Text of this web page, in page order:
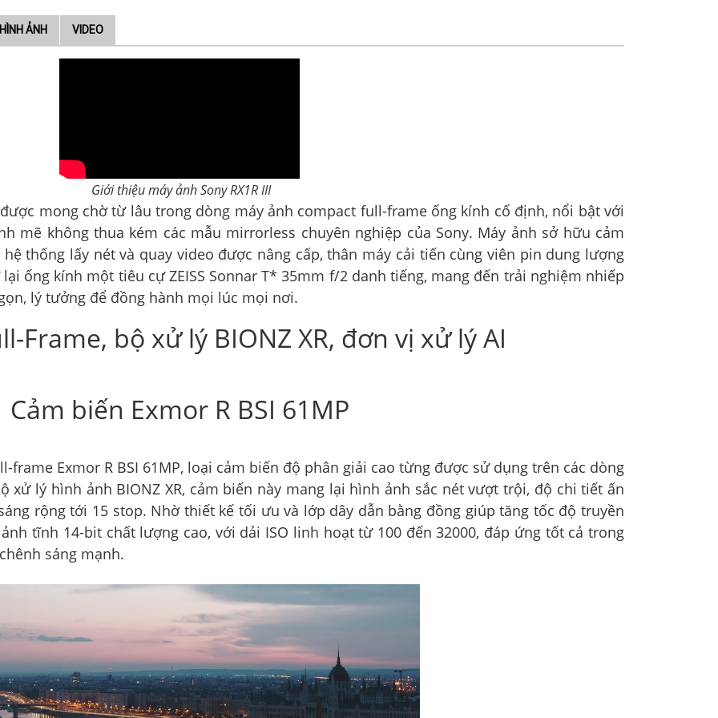
HÌNH ẢNH VIDEO
Giới thiệu máy ảnh Sony RX1R III
mong chờ từ lâu trong dòng máy ảnh compact full-frame ống kính cố định, nổi bật với
mẽ không thua kém các mẫu mirrorless chuyên nghiệp của Sony. Máy ảnh sở hữu cảm
hệ thống lấy nét và quay video được nâng cấp, thân máy cải tiến cùng viên pin dung lượng
ống kính một tiêu cự ZEISS Sonnar T* 35mm f/2 danh tiếng, mang đến trải nghiệm nhiếp
lý tưởng để đồng hành mọi lúc mọi nơi.
Frame, bộ xử lý BIONZ XR, đơn vị xử lý AI
Cảm biến Exmor R BSI 61MP
frame Exmor R BSI 61MP, loại cảm biến độ phân giải cao từng được sử dụng trên các dòng
xử lý hình ảnh BIONZ XR, cảm biến này mang lại hình ảnh sắc nét vượt trội, độ chi tiết ấn
rộng tới 15 stop. Nhờ thiết kế tối ưu và lớp dây dẫn bằng đồng giúp tăng tốc độ truyền
tĩnh 14-bit chất lượng cao, với dải ISO linh hoạt từ 100 đến 32000, đáp ứng tốt cả trong
sáng mạnh.